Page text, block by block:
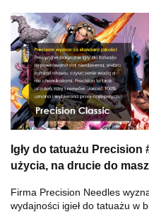
Igły do ​​tatuażu Precision
użycia, na drucie do
Firma Precision Needles
wydajności igieł do tatuażu w